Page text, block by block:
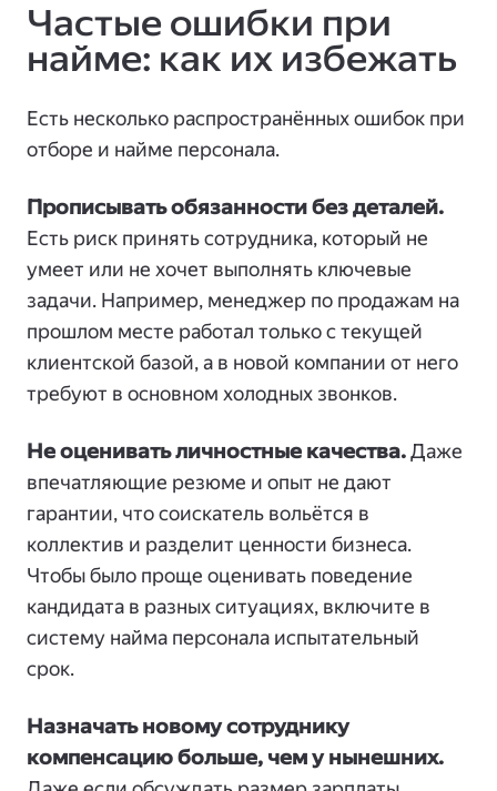
Частые ошибки при
найме: как их избежать
Есть несколько распространённых ошибок при
отборе и найме персонала.
Прописывать обязанности без деталей.
Есть риск принять сотрудника, который не
умеет или не хочет выполнять ключевые
задачи. Например, менеджер по продажам на
прошлом месте работал только с текущей
клиентской базой, а в новой компании от него
требуют в основном холодных звонков.
Не оценивать личностные качества.Даже
впечатляющие резюме и опыт не дают
гарантии, что соискатель вольётся в
коллектив и разделит ценности бизнеса.
Чтобы было проще оценивать поведение
кандидата в разных ситуациях, включите в
систему найма персонала испытательный
срок.
Назначать новому сотруднику
компенсацию больше, чем у нынешних.